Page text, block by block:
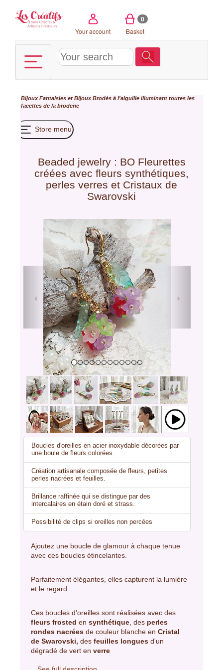
Your account
0
Basket
Bijoux Fantaisies et Bijoux Brodés à l'aiguille illuminant toutes les
facettes de la broderie
Store menu
Beaded jewelry : BO Fleurettes
créées avec fleurs synthétiques,
perles verres et Cristaux de
Swarovski
Previous
Boucles d'oreilles en acier inoxydable décorées par
une boule de fleurs colorées.
Création artisanale composée de fleurs, petites
perles nacrées et feuilles.
Brillance raffinée qui se distingue par des
intercalaires en étain doré et strass.
Possibilité de clips si oreilles non percées
Ajoutez une boucle de glamour à chaque tenue
avec ces boucles étincelantes.
Parfaitement élégantes, elles capturent la lumière
et le regard.
Ces boucles d'oreilles sont réalisées avec des
fleurs frosted en synthétique , des perles
rondes nacrées de couleur blanche en Cristal
de Swarovski, des feuilles longues d'un
dégradé de vert en verre